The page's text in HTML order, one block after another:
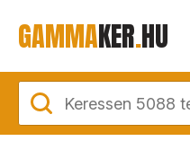
GAMMAKER.HU